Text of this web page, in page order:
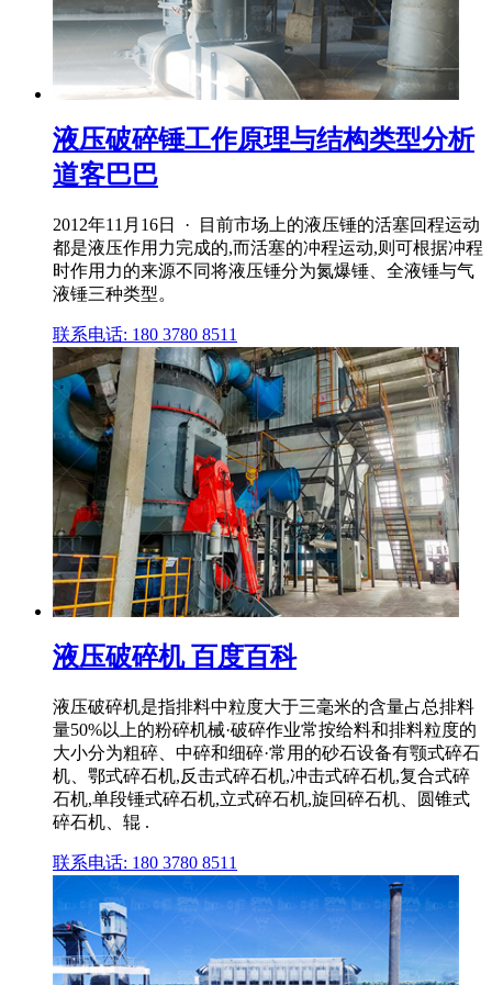
液压破碎锤工作原理与结构类型分析
道客巴巴
2012年11月16日 · 目前市场上的液压锤的活塞回程运动
都是液压作用力完成的,而活塞的冲程运动,则可根据冲程
时作用力的来源不同将液压锤分为氮爆锤、全液锤与气
液锤三种类型。
联系电话: 180 3780 8511
液压破碎机 百度百科
液压破碎机是指排料中粒度大于三毫米的含量占总排料
量50%以上的粉碎机械·破碎作业常按给料和排料粒度的
大小分为粗碎、中碎和细碎·常用的砂石设备有颚式碎石
机、鄂式碎石机,反击式碎石机,冲击式碎石机,复合式碎
石机,单段锤式碎石机,立式碎石机,旋回碎石机、圆锥式
碎石机、辊 .
联系电话: 180 3780 8511